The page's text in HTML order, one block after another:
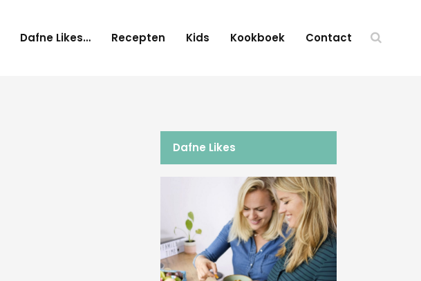
Dafne Likes… Recepten Kids Kookboek Contact
Dafne Likes